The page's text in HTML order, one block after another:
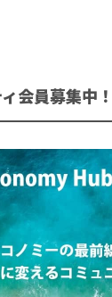
会員募集中！